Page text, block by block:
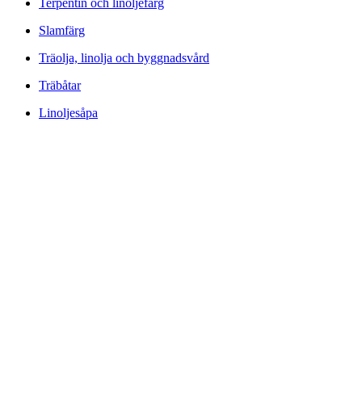
Slamfärg
Träolja, linolja och byggnadsvård
Träbåtar
Linoljesåpa